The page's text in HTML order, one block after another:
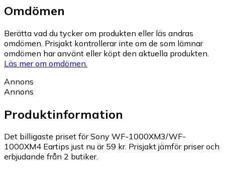
Omdömen
Berätta vad du tycker om produkten eller läs andras
omdömen. Prisjakt kontrollerar inte om de som lämnar
omdömen har använt eller köpt den aktuella produkten.
Läs mer om omdömen.
Annons
Annons
Produktinformation
Det billigaste priset för Sony WF-1000XM3/WF-
1000XM4 Eartips just nu är 59 kr. Prisjakt jämför priser och
erbjudande från 2 butiker.